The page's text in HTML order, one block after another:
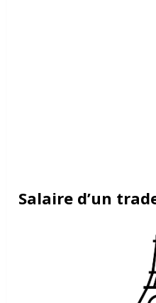
Salaire d’un